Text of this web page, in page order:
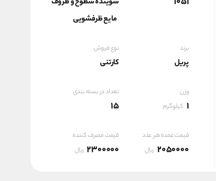
,مایع ظرفشویی
برند
پریل
نوع فروش
کارتنی
وزن
1 کیلوگرم
تعداد در بسته بندی
15
قیمت عمده هر عدد
2050000 ریال
قیمت مصرف کننده
2300000 ریال